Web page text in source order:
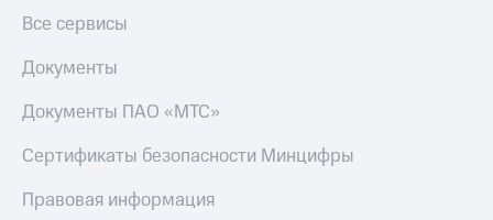
Все сервисы
Документы
Документы ПАО «МТС»
Сертификаты безопасности Минцифры
Правовая информация